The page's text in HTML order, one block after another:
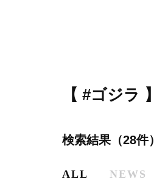
【 #ゴジラ 】
検索結果（28件）
ALL NEWS